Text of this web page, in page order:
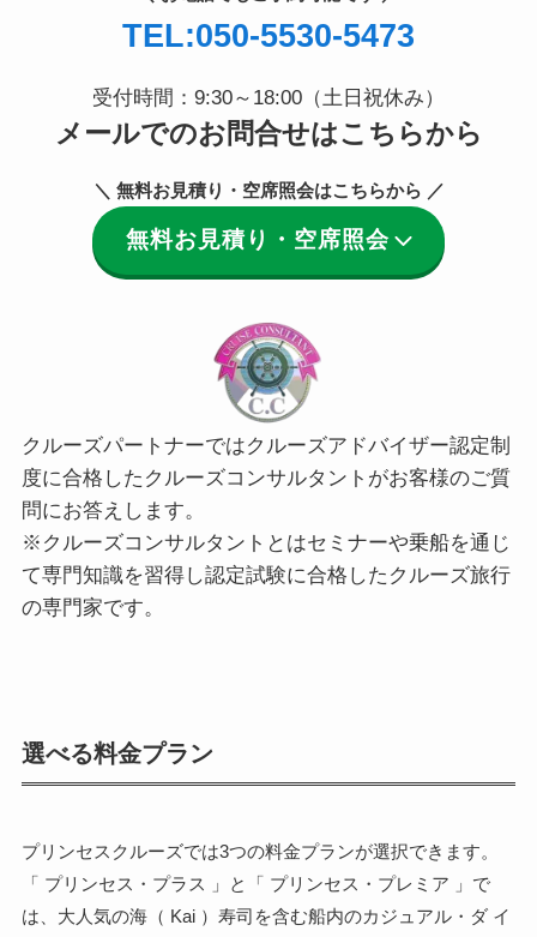
TEL:050-5530-5473
受付時間：9:30～18:00（土日祝休み）
メールでのお問合せはこちらから
＼ 無料お見積り・空席照会はこちらから ／
無料お見積り・空席照会
クルーズパートナーではクルーズアドバイザー認定制
度に合格したクルーズコンサルタントがお客様のご質
問にお答えします。
※クルーズコンサルタントとはセミナーや乗船を通じ
て専門知識を習得し認定試験に合格したクルーズ旅行
の専門家です。
選べる料金プラン
プリンセスクルーズでは3つの料金プランが選択できます。
「 プリンセス・プラス 」と「 プリンセス・プレミア 」で
は、大人気の海（ Kai ）寿司を含む船内のカジュアル・ダ イ